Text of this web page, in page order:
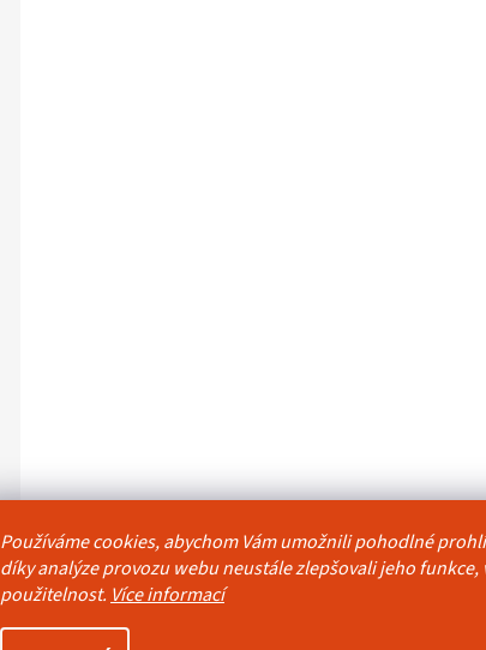
Používáme cookies, abychom Vám umožnili pohodlné
díky analýze provozu webu neustále zlepšovali jeho funkce,
použitelnost. Více informací
Obchodní podmínky Reklamační řád Ochrana osobních údajů